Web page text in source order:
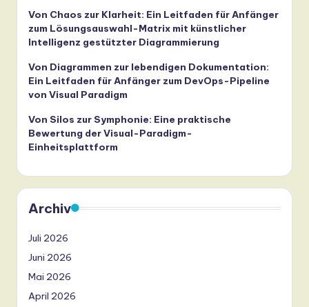
Von Chaos zur Klarheit: Ein Leitfaden für Anfänger
zum Lösungsauswahl-Matrix mit künstlicher
Intelligenz gestützter Diagrammierung
Von Diagrammen zur lebendigen Dokumentation:
Ein Leitfaden für Anfänger zum DevOps-Pipeline
von Visual Paradigm
Von Silos zur Symphonie: Eine praktische
Bewertung der Visual-Paradigm-
Einheitsplattform
Archiv
Juli 2026
Juni 2026
Mai 2026
April 2026